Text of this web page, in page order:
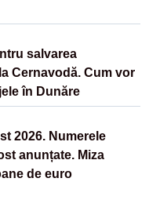
salvarea
Cernavodă. Cum vor
în Dunăre
2026. Numerele
anunțate. Miza
de euro